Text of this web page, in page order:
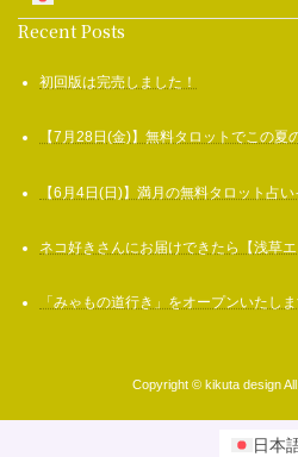
Recent Posts
初回版は完売しました！
【7月28日(金)】無料タロットでこの夏
【6月4日(日)】満月の無料タロット占
ネコ好きさんにお届けできたら【浅草エ
「みゃもの道行き」をオープンいたし
Copyright © kikuta design
日本